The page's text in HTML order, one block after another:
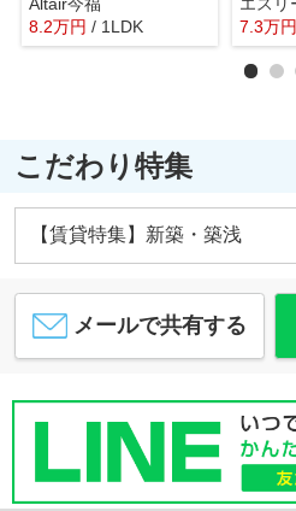
Altair今福
8.2万円 / 1LDK
7.3万円
こだわり特集
【賃貸特集】新築・築浅
メールで共有する